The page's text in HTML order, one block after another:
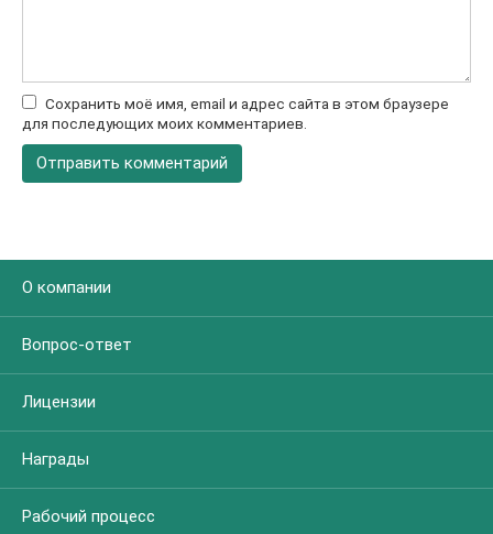
Сохранить моё имя, email и адрес сайта в этом браузере
для последующих моих комментариев.
О компании
Вопрос-ответ
Лицензии
Награды
Рабочий процесс